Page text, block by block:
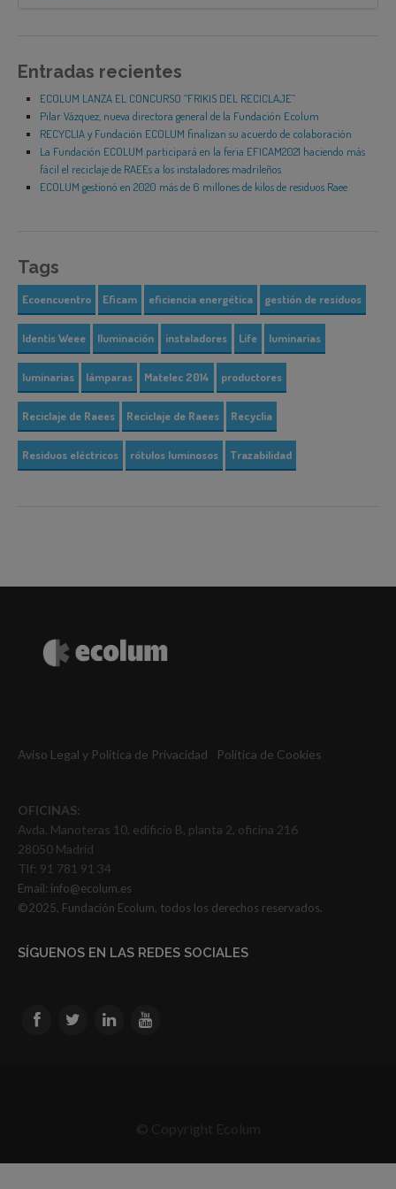
Entradas recientes
ECOLUM LANZA EL CONCURSO “FRIKIS DEL RECICLAJE”
Pilar Vázquez, nueva directora general de la Fundación Ecolum
RECYCLIA y Fundación ECOLUM finalizan su acuerdo de colaboración
La Fundación ECOLUM participará en la feria EFICAM2021 haciendo más
fácil el reciclaje de RAEEs a los instaladores madrileños
ECOLUM gestionó en 2020 más de 6 millones de kilos de residuos Raee
Tags
Ecoencuentro Eficam eficiencia energética gestión de residuos
Identis Weee Iluminación instaladores Life luminarias
luminarias lámparas Matelec 2014 productores
Reciclaje de Raees Reciclaje de Raees Recyclia
Residuos eléctricos rótulos luminosos Trazabilidad
Aviso Legal y Política de Privacidad Política de Cookies
OFICINAS:
Avda. Manoteras 10, edificio B, planta 2, oficina 216
28050 Madrid
Tlf: 91 781 91 34
Email: info@ecolum.es
©2025, Fundación Ecolum, todos los derechos reservados.
SÍGUENOS EN LAS REDES SOCIALES